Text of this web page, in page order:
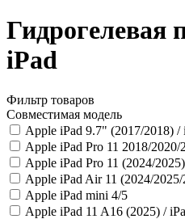
Гидрогелевая
iPad
Фильтр товаров
Совместимая модель
Apple iPad 9.7" (2017/2018) /
Apple iPad Pro 11 2018/2020/
Apple iPad Pro 11 (2024/2025)
Apple iPad Air 11 (2024/
Apple iPad mini 4/5
Apple iPad 11 A16 (2025) /